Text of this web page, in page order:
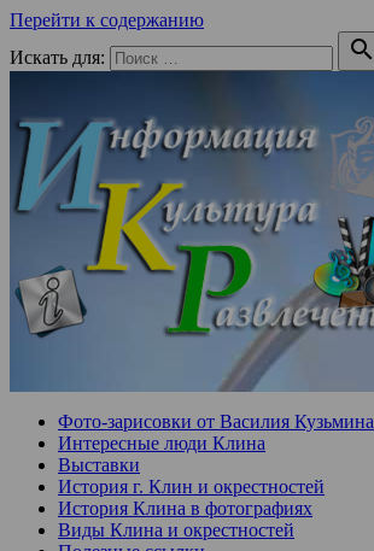
Перейти к содержанию
Искать для:

Фото-зарисовки от Василия Кузьмина
Интересные люди Клина
Выставки
История г. Клин и окрестностей
История Клина в фотографиях
Виды Клина и окрестностей